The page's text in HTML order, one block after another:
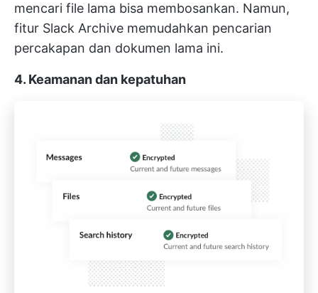
mencari file lama bisa membosankan. Namun,
fitur Slack Archive memudahkan pencarian
percakapan dan dokumen lama ini.
4. Keamanan dan kepatuhan